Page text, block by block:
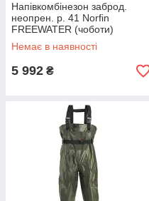
Напівкомбінезон заброд.
неопрен. р. 41 Norfin
FREEWATER (чоботи)
(81250-41)
Немає в наявності
5 992 ₴